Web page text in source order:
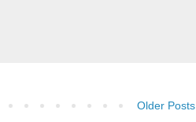
Older Posts